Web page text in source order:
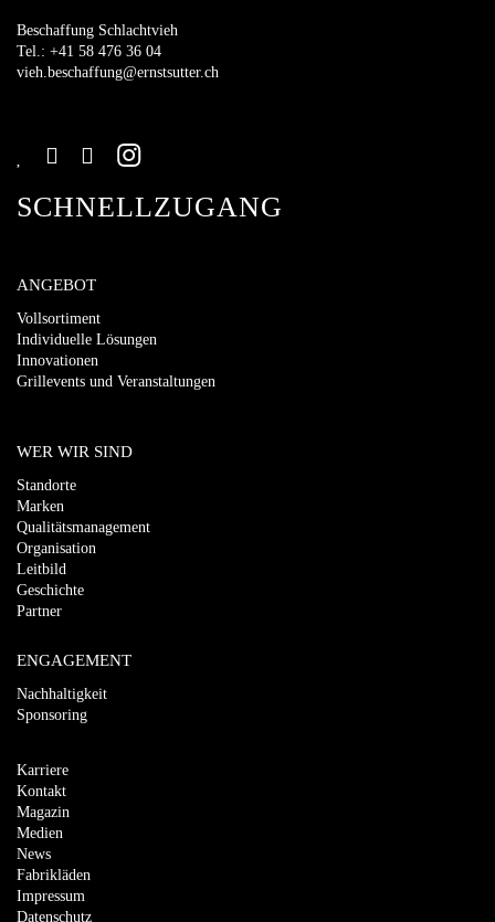
Beschaffung Schlachtvieh
Tel.: +41 58 476 36 04
vieh.beschaffung@ernstsutter.ch
SCHNELLZUGANG
ANGEBOT
Vollsortiment
Individuelle Lösungen
Innovationen
Grillevents und Veranstaltungen
WER WIR SIND
Standorte
Marken
Qualitätsmanagement
Organisation
Leitbild
Geschichte
Partner
ENGAGEMENT
Nachhaltigkeit
Sponsoring
Karriere
Kontakt
Magazin
Medien
News
Fabrikläden
Impressum
Datenschutz